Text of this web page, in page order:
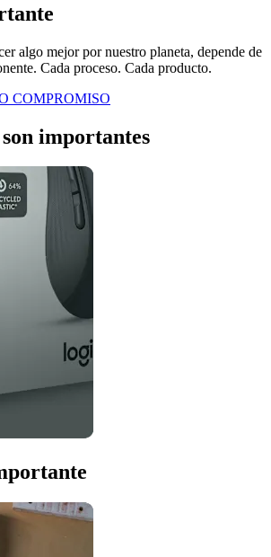
algo mejor por nuestro planeta, depende de
Cada proceso. Cada producto.
COMPROMISO
importantes